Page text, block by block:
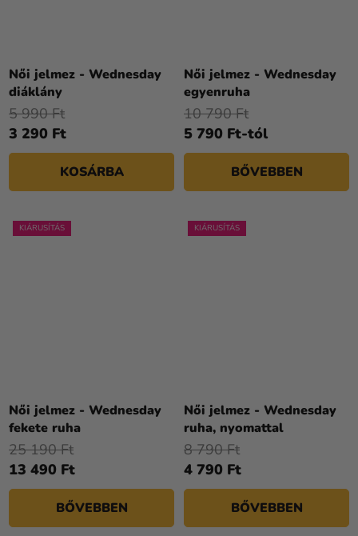
Női jelmez - Wednesday
diáklány
3 290 Ft
5 990 Ft
KOSÁRBA
Női jelmez - Wednesday
egyenruha
5 790 Ft-tól
10 790 Ft
BŐVEBBEN
KIÁRUSÍTÁS
Női jelmez - Wednesday
fekete ruha
13 490 Ft
25 190 Ft
BŐVEBBEN
KIÁRUSÍTÁS
Női jelmez - Wednesday
ruha, nyomattal
4 790 Ft
8 790 Ft
BŐVEBBEN